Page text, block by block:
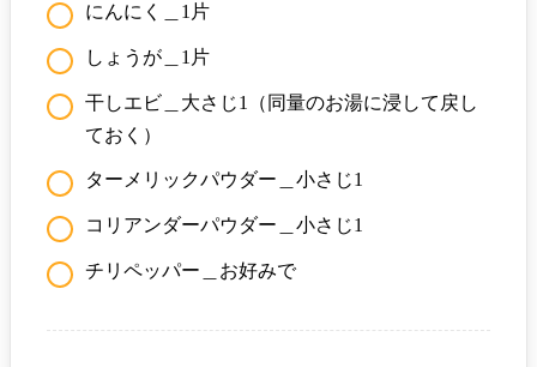
にんにく＿1片
しょうが＿1片
干しエビ＿大さじ1（同量のお湯に浸して戻し
ておく）
ターメリックパウダー＿小さじ1
コリアンダーパウダー＿小さじ1
チリペッパー＿お好みで